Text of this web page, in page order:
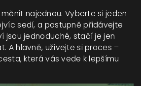
najednou. Vyberte si jeden
sedí, a postupně přidávejte
jsou jednoduché, stačí je jen
A hlavně, užívejte si proces –
která vás vede k lepšímu